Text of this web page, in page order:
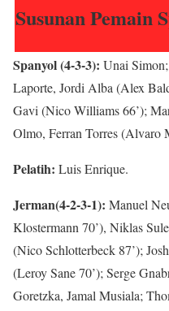
Susunan Pemain
Spanyol (4-3-3): Unai
Laporte, Jordi Alba (Alex
Gavi (Nico Williams 66’);
Olmo, Ferran Torres (Alvaro
Pelatih: Luis Enrique.
Jerman(4-2-3-1): Manuel
Klostermann 70’), Niklas
(Nico Schlotterbeck 87’);
(Leroy Sane 70’); Serge
Goretzka, Jamal Musiala;